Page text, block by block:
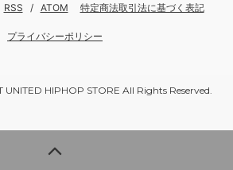
RSS / ATOM 特定商法取引法に基づく表記
プライバシーポリシー
HIPHOP STORE All Rights Reserved.